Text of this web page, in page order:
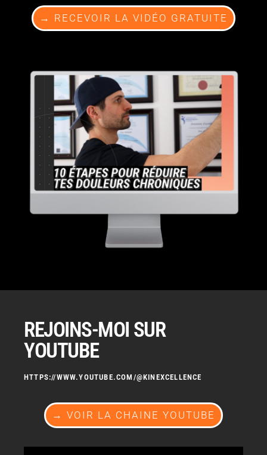
→ RECEVOIR LA VIDÉO GRATUITE
REJOINS-MOI SUR
YOUTUBE
HTTPS://WWW.YOUTUBE.COM/@KINEXCELLENCE
→ VOIR LA CHAINE YOUTUBE